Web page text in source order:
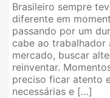
Brasileiro sempre
diferente em
passando por um
cabe ao trabalhador
mercado, buscar
reinventar.
preciso ficar atento
necessárias e […]